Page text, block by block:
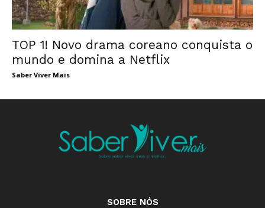
TOP 1! Novo drama coreano conquista o
mundo e domina a Netflix
Saber Viver Mais
SOBRE NÓS